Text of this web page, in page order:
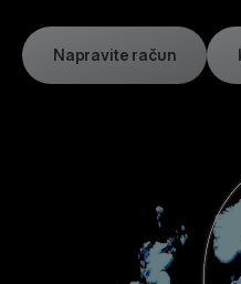
Napravite račun